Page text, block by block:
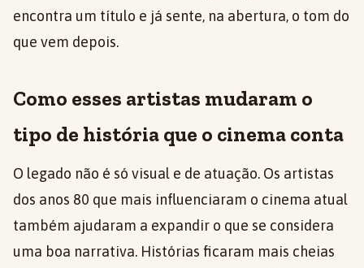
encontra um título e já sente, na abertura, o tom do
que vem depois.
Como esses artistas mudaram o
tipo de história que o cinema conta
O legado não é só visual e de atuação. Os artistas
dos anos 80 que mais influenciaram o cinema atual
também ajudaram a expandir o que se considera
uma boa narrativa. Histórias ficaram mais cheias